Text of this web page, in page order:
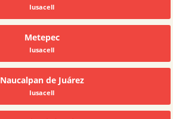
Iusacell
Metepec
Iusacell
Naucalpan de Juárez
Iusacell